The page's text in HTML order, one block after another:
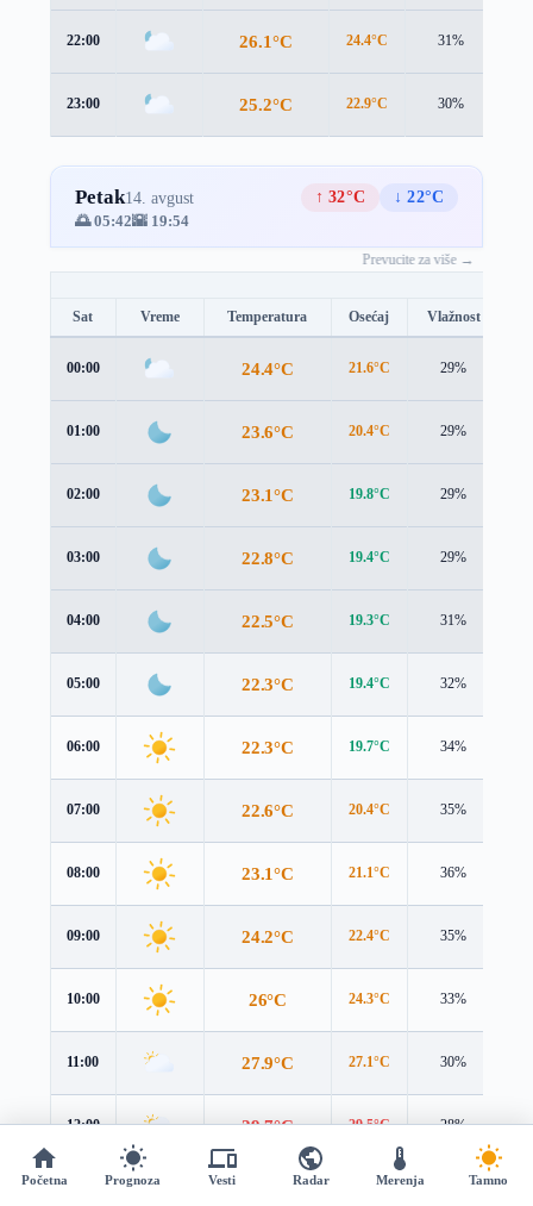
22:00 26.1°C 24.4°C 31%
23:00 25.2°C 22.9°C 30%
Petak14. avgust ↑ 32°C
↓ 22°C
🌅 05:42🌇 19:54
Prevucite za više →
Sat Vreme Temperatura Osećaj Vlažnost
00:00 24.4°C 21.6°C 29%
01:00 23.6°C 20.4°C 29%
02:00 23.1°C 19.8°C 29%
03:00 22.8°C 19.4°C 29%
04:00 22.5°C 19.3°C 31%
05:00 22.3°C 19.4°C 32%
06:00 22.3°C 19.7°C 34%
07:00 22.6°C 20.4°C 35%
08:00 23.1°C 21.1°C 36%
09:00 24.2°C 22.4°C 35%
10:00 26°C 24.3°C 33%
11:00 27.9°C 27.1°C 30%
12:00 29.7°C 29.5°C 28%
13:00 31.1°C 31.2°C
Početna Prognoza Vesti Radar Merenja Tamno